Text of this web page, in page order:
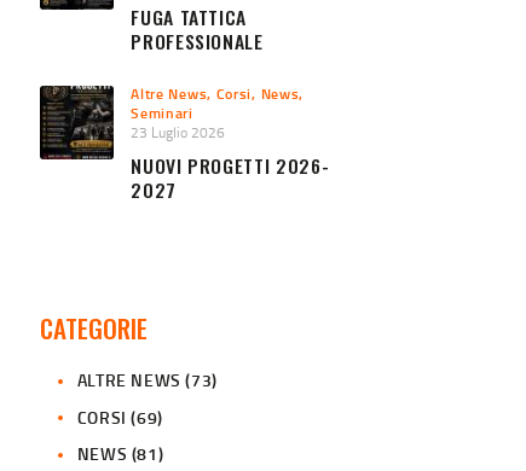
FUGA TATTICA
PROFESSIONALE
Altre News, Corsi, News,
Seminari
23 Luglio 2026
NUOVI PROGETTI 2026-
2027
CATEGORIE
ALTRE NEWS (73)
CORSI (69)
NEWS (81)